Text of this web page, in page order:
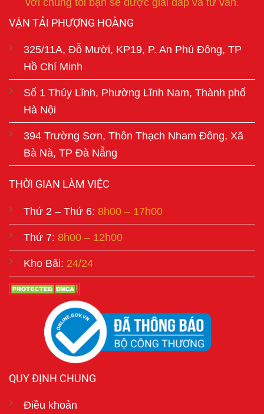
VẬN TẢI PHƯỢNG HOÀNG
325/11A, Đỗ Mười, KP19, P. An Phú Đông, TP
Hồ Chí Minh
Số 1 Thúy Lĩnh, Phường Lĩnh Nam, Thành phố
Hà Nội
394 Trường Sơn, Thôn Thạch Nham Đông, Xã
Bà Nà, TP Đà Nẵng
THỜI GIAN LÀM VIỆC
Thứ 2 – Thứ 6: 8h00 – 17h00
Thứ 7: 8h00 – 12h00
Kho Bãi: 24/24
QUY ĐỊNH CHUNG
Điều khoản